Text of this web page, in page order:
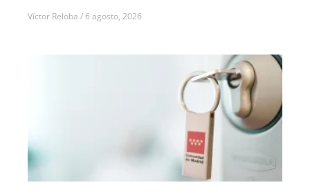
Víctor Reloba 6 agosto, 2026